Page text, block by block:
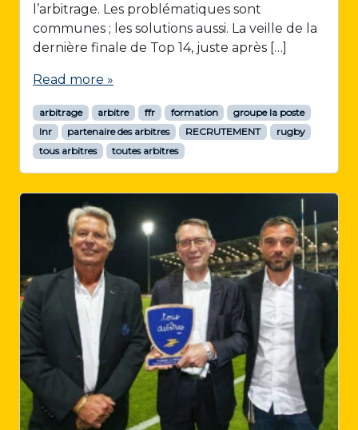
l’arbitrage. Les problématiques sont
communes ; les solutions aussi. La veille de la
dernière finale de Top 14, juste après […]
Read more »
arbitrage arbitre ffr formation
groupe la poste
lnr
partenaire des arbitres RECRUTEMENT
rugby
tous arbitres
toutes arbitres